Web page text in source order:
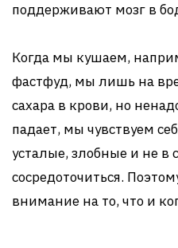
поддерживают мозг в
Когда мы кушаем,
фастфуд, мы лишь на
сахара в крови, но
падает, мы чувствуем
усталые, злобные и не в
сосредоточиться.
внимание на то, что и